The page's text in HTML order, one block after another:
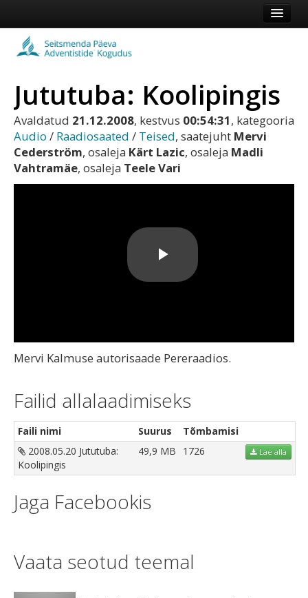
Koduleht
Vaata veel
Logi sisse või registreeru
Jututuba: Koolipingis
Avaldatud 21.12.2008, kestvus 00:54:31, kategooria
Audio / Raadiosaated / Teised, saatejuht Mervi
Cederström, osaleja Kärt Lazic, osaleja Madli
Vahtramäe, osaleja Teele Vari
Play
Video
Mervi Kalmuse autorisaade Pereraadios.
Failid allalaadimiseks
Faili nimi Suurus
Tõmbamisi
2008.05.20 Jututuba:
Koolipingis
49,9 MB 1726 Lae alla
Jaga Facebookis
Vaata seotud teemal